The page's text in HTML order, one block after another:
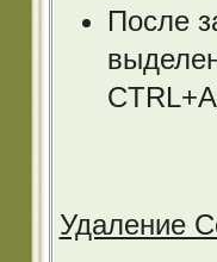
После
Удаление